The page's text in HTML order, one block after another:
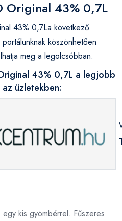
Original 43% 0,7L
43% 0,7La következő
köszönhetően
meg a legolcsóbban.
43% 0,7L a legjobb
üzletekben:
kis gyömbérrel. Fűszeres